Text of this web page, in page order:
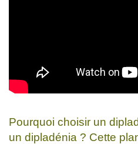
Pourquoi choisir un
un dipladénia ? Cette